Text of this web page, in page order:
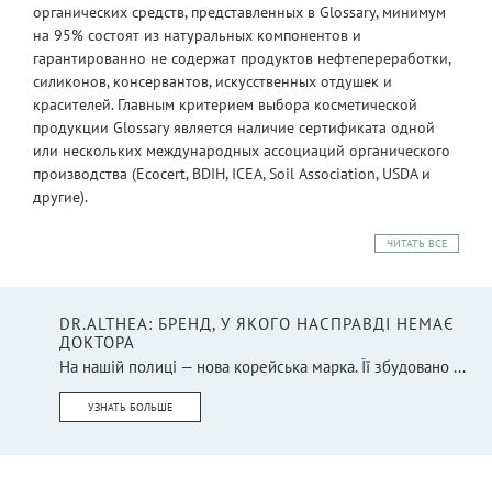
органических средств, представленных в Glossary, минимум
на 95% состоят из натуральных компонентов и
гарантированно не содержат продуктов нефтепереработки,
силиконов, консервантов, искусственных отдушек и
красителей. Главным критерием выбора косметической
продукции Glossary является наличие сертификата одной
или нескольких международных ассоциаций органического
производства (Ecocert, BDIH, ICEA, Soil Association, USDA и
другие).
ЧИТАТЬ ВСЕ
DR.ALTHEA: БРЕНД, У ЯКОГО НАСПРАВДІ НЕМАЄ
ДОКТОРА
На нашій полиці — нова корейська марка. Її збудовано ...
УЗНАТЬ БОЛЬШЕ